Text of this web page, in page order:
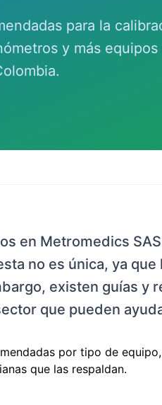
para la
y más
en Metromedics
no es única, ya que
existen guías y
que pueden
por tipo de
que las respaldan.